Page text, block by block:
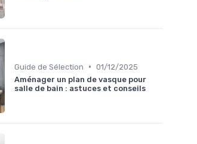
Guide de Sélection • 01/12/2025
Aménager un plan de vasque pour
salle de bain : astuces et conseils